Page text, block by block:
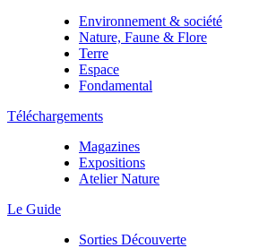
Environnement & société
Nature, Faune & Flore
Terre
Espace
Fondamental
Téléchargements
Magazines
Expositions
Atelier Nature
Le Guide
Sorties Découverte